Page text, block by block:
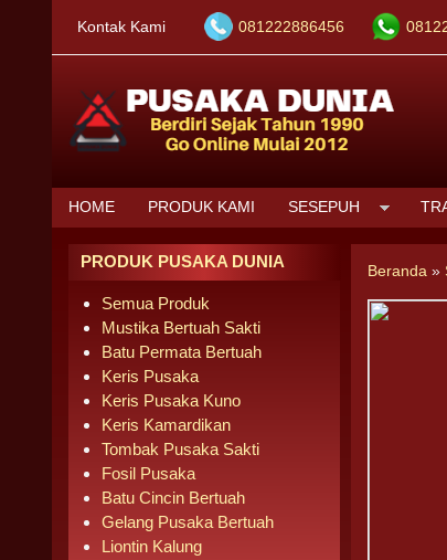
Kontak Kami 081222886456
HOME PRODUK KAMI SESEPUH
Beranda »
PRODUK PUSAKA DUNIA
Semua Produk
Mustika Bertuah Sakti
Batu Permata Bertuah
Keris Pusaka
Keris Pusaka Kuno
Keris Kamardikan
Tombak Pusaka Sakti
Fosil Pusaka
Batu Cincin Bertuah
Gelang Pusaka Bertuah
Liontin Kalung